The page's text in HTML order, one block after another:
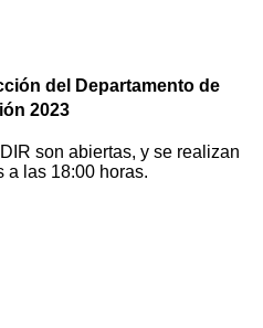
del Departamento de
2023
son abiertas, y se realizan
a las 18:00 horas.